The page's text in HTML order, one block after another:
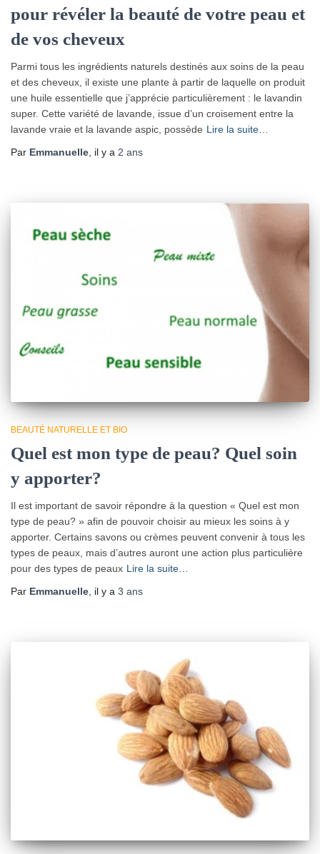
pour révéler la beauté de votre peau et
de vos cheveux
Parmi tous les ingrédients naturels destinés aux soins de la peau
et des cheveux, il existe une plante à partir de laquelle on produit
une huile essentielle que j’apprécie particulièrement : le lavandin
super. Cette variété de lavande, issue d’un croisement entre la
lavande vraie et la lavande aspic, possède Lire la suite…
Par Emmanuelle , il y a 2 ans
BEAUTÉ NATURELLE ET BIO
Quel est mon type de peau? Quel soin
y apporter?
Il est important de savoir répondre à la question « Quel est mon
type de peau? » afin de pouvoir choisir au mieux les soins à y
apporter. Certains savons ou crèmes peuvent convenir à tous les
types de peaux, mais d’autres auront une action plus particulière
pour des types de peaux Lire la suite…
Par Emmanuelle , il y a 3 ans